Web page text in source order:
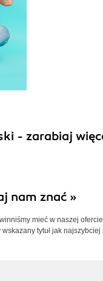
- zarabiaj
nam znać »
mieć w naszej
tytuł jak najszybciej